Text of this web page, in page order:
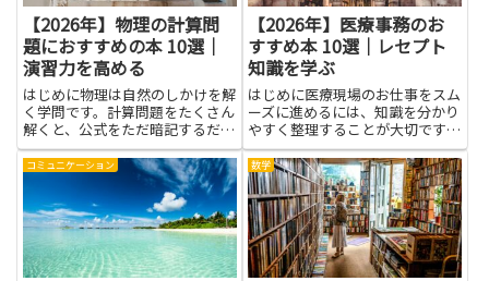
【2026年】物理の計算問
題におすすめの本 10選｜
演習力を高める
はじめに物理は自然のしかけを解
く学問です。計算問題をたくさん
解くと、公式をただ暗記するだけ
でなく、なぜそうなるのかを考え
る力が鍛えられます。難しい問題
に出会っても、手元の道具をどう
組み合わせて使うかを考える練習
になります。基本から応用ま
で、...
【2026年】医療事務のお
すすめ本 10選｜レセプト
知識を学ぶ
はじめに医療現場のお仕事をスム
ーズに進めるには、知識を分かり
やすく整理することが大切です。
この記事は、医療事務の現場で役
立つ内容をまとめた本を紹介する
目的で書きました。医療事務は、
受付やカルテの整理、保険の請求
づくりなど、日々の作業を支え
る...
コミュニケーション 数学